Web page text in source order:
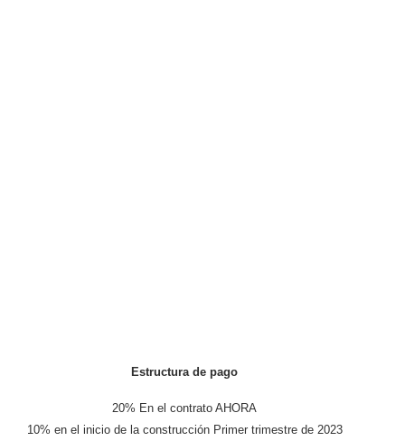
Estructura de pago
20% En el contrato AHORA
10% en el inicio de la construcción Primer trimestre de 2023